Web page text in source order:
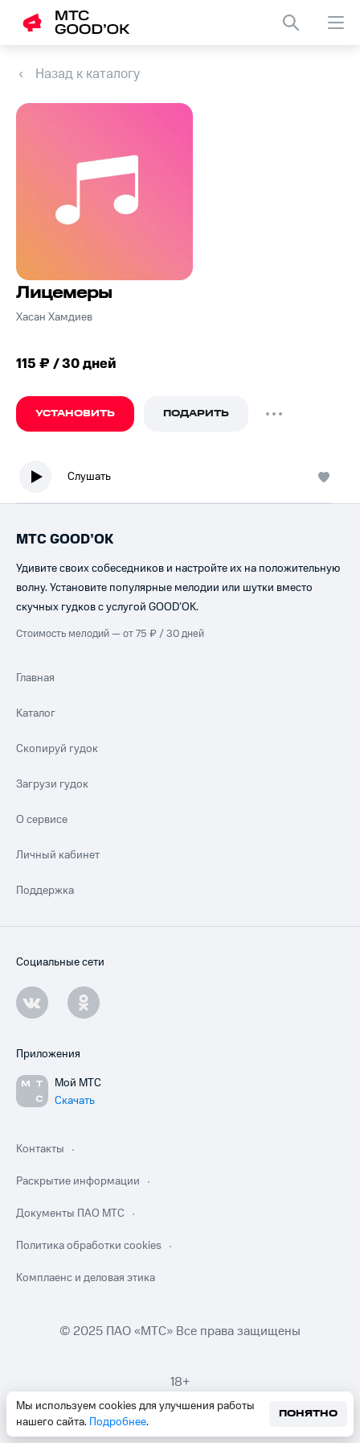
Назад к каталогу
Лицемеры
Хасан Хамдиев
115 ₽ / 30 дней
УСТАНОВИТЬ ПОДАРИТЬ
Слушать
Мы используем cookies для улучшения работы
нашего сайта. Подробнее.
ПОНЯТНО
МТС GOOD’OK
Удивите своих собеседников и настройте их на положительную
волну. Установите популярные мелодии или шутки вместо
скучных гудков с услугой GOOD’OK.
Стоимость мелодий — от 75 ₽ / 30 дней
Главная
Каталог
Скопируй гудок
Загрузи гудок
О сервисе
Личный кабинет
Поддержка
Социальные сети
Приложения
Мой МТС
Скачать
Контакты
Раскрытие информации
Документы ПАО МТС
Политика обработки cookies
Комплаенс и деловая этика
© 2025 ПАО «МТС» Все права защищены
18+